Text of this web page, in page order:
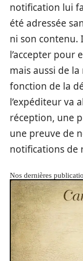
notification lui
été adressée
ni son contenu.
l’accepter pour
mais aussi de la
fonction de la
l’expéditeur va
réception, une
une preuve de
notifications de
Nos dernières